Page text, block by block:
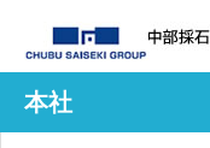
本社